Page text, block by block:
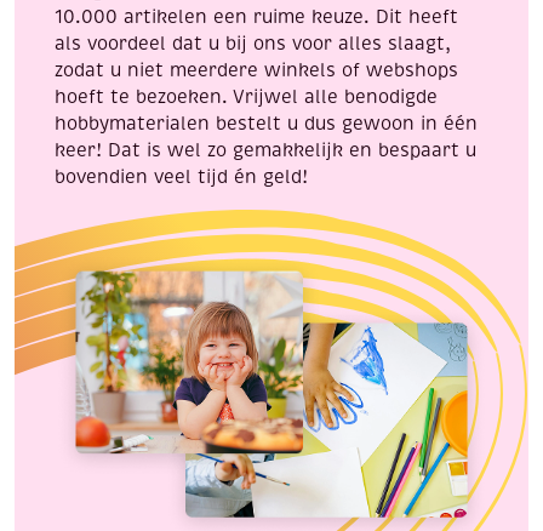
10.000 artikelen een ruime keuze. Dit heeft
als voordeel dat u bij ons voor alles slaagt,
zodat u niet meerdere winkels of webshops
hoeft te bezoeken. Vrijwel alle benodigde
hobbymaterialen bestelt u dus gewoon in één
keer! Dat is wel zo gemakkelijk en bespaart u
bovendien veel tijd én geld!